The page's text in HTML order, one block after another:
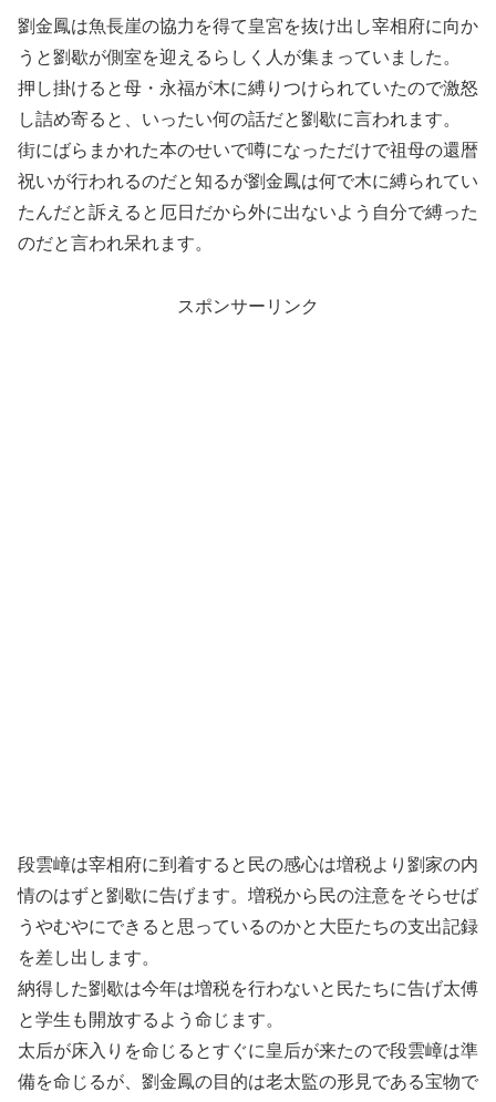
劉金鳳は魚長崖の協力を得て皇宮を抜け出し宰相府に向か
うと劉歇が側室を迎えるらしく人が集まっていました。
押し掛けると母・永福が木に縛りつけられていたので激怒
し詰め寄ると、いったい何の話だと劉歇に言われます。
街にばらまかれた本のせいで噂になっただけで祖母の還暦
祝いが行われるのだと知るが劉金鳳は何で木に縛られてい
たんだと訴えると厄日だから外に出ないよう自分で縛った
のだと言われ呆れます。
スポンサーリンク
段雲嶂は宰相府に到着すると民の感心は増税より劉家の内
情のはずと劉歇に告げます。増税から民の注意をそらせば
うやむやにできると思っているのかと大臣たちの支出記録
を差し出します。
納得した劉歇は今年は増税を行わないと民たちに告げ太傅
と学生も開放するよう命じます。
太后が床入りを命じるとすぐに皇后が来たので段雲嶂は準
備を命じるが、劉金鳳の目的は老太監の形見である宝物で